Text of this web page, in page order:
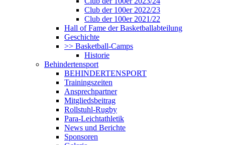
Club der 100er 2022/23
Club der 100er 2021/22
Hall of Fame der Basketballabteilung
Geschichte
>> Basketball-Camps
Historie
Behindertensport
BEHINDERTENSPORT
Trainingszeiten
Ansprechpartner
Mitgliedsbeitrag
Rollstuhl-Rugby
Para-Leichtathletik
News und Berichte
Sponsoren